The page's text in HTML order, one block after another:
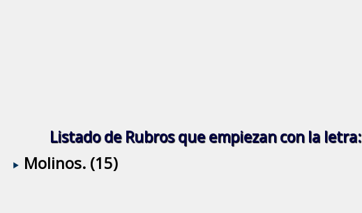
Listado de Rubros que empiezan con la letra:
Molinos. (15)